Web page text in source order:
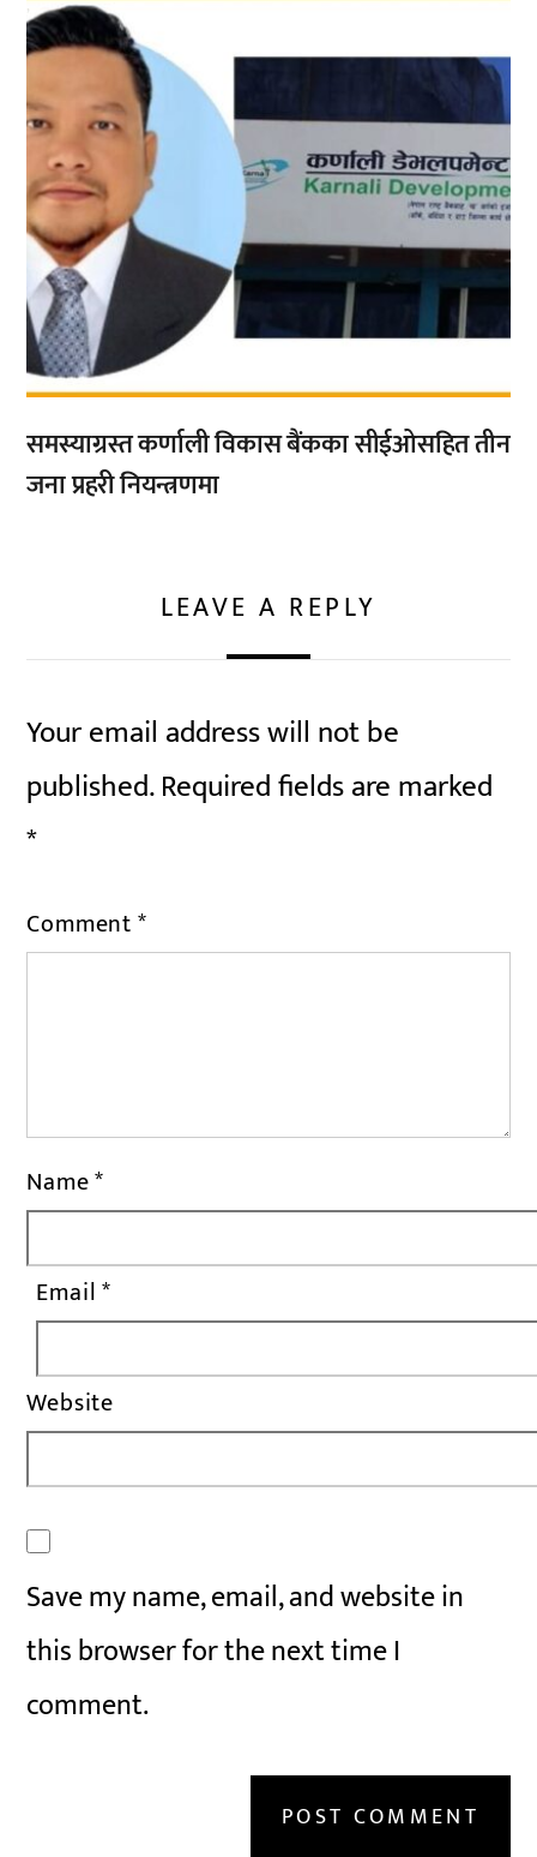
,
समस्याग्रस्त कर्णाली विकास बैंकका सीईओसहित तीन
जना प्रहरी नियन्त्रणमा
LEAVE A REPLY
Your email address will not be
published.Required fields are marked
*
Comment*
Name*
Email*
Website
Save my name, email, and website in
this browser for the next time I
comment.